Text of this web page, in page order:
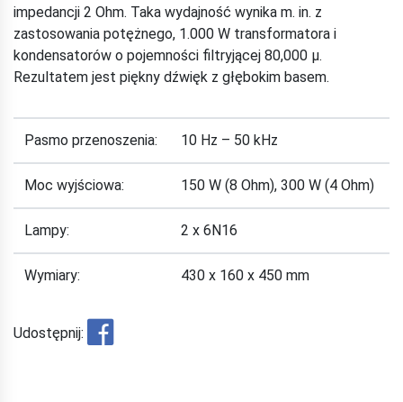
impedancji 2 Ohm. Taka wydajność wynika m. in. z
zastosowania potężnego, 1.000 W transformatora i
kondensatorów o pojemności filtryjącej 80,000 μ.
Rezultatem jest piękny dźwięk z głębokim basem.
Pasmo przenoszenia: 10 Hz – 50 kHz
Moc wyjściowa: 150 W (8 Ohm), 300 W (4 Ohm)
Lampy: 2 x 6N16
Wymiary: 430 x 160 x 450 mm
Udostępnij: